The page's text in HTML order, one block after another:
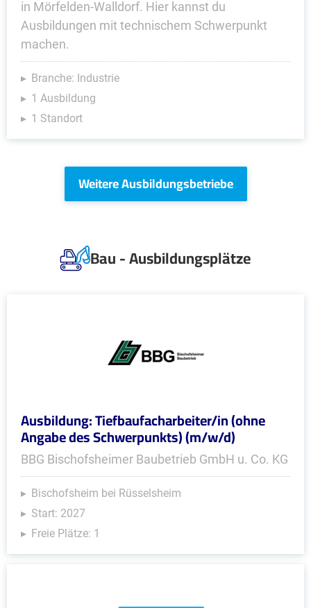
in Mörfelden-Walldorf. Hier kannst du
Ausbildungen mit technischem Schwerpunkt
machen.
Branche: Industrie
1 Ausbildung
1 Standort
Weitere Ausbildungsbetriebe
Bau - Ausbildungsplätze
Ausbildung: Tiefbaufacharbeiter/in (ohne
Angabe des Schwerpunkts) (m/w/d)
BBG Bischofsheimer Baubetrieb GmbH u. Co. KG
Bischofsheim bei Rüsselsheim
Start: 2027
Freie Plätze: 1